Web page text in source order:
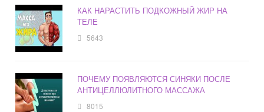
КАК НАРАСТИТЬ ПОДКОЖНЫЙ ЖИР НА
ТЕЛЕ
5643
ПОЧЕМУ ПОЯВЛЯЮТСЯ СИНЯКИ ПОСЛЕ
АНТИЦЕЛЛЮЛИТНОГО МАССАЖА
8015